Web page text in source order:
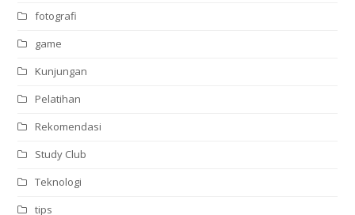
fotografi
game
Kunjungan
Pelatihan
Rekomendasi
Study Club
Teknologi
tips